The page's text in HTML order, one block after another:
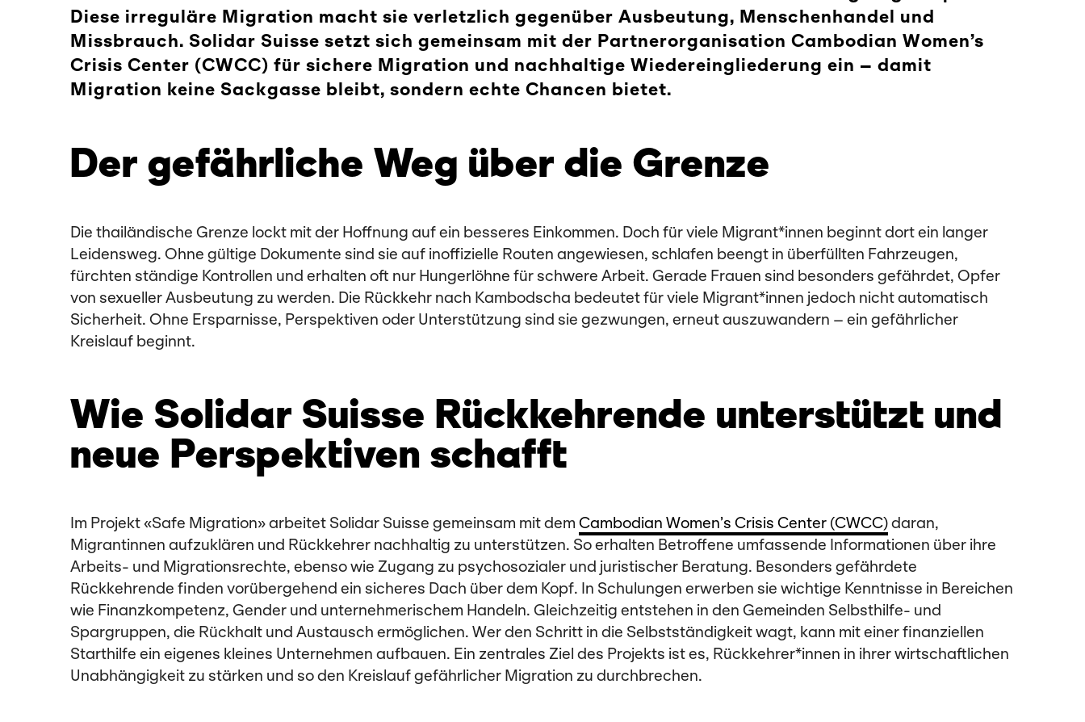
Diese irreguläre Migration macht sie verletzlich gegenüber Ausbeutung, Menschenhandel und
Missbrauch. Solidar Suisse setzt sich gemeinsam mit der Partnerorganisation Cambodian Women’s
Crisis Center (CWCC) für sichere Migration und nachhaltige Wiedereingliederung ein – damit
Migration keine Sackgasse bleibt, sondern echte Chancen bietet.
Der gefährliche Weg über die Grenze
Die thailändische Grenze lockt mit der Hoffnung auf ein besseres Einkommen. Doch für viele Migrant*innen beginnt dort ein langer
Leidensweg. Ohne gültige Dokumente sind sie auf inoffizielle Routen angewiesen, schlafen beengt in überfüllten Fahrzeugen,
fürchten ständige Kontrollen und erhalten oft nur Hungerlöhne für schwere Arbeit. Gerade Frauen sind besonders gefährdet, Opfer
von sexueller Ausbeutung zu werden. Die Rückkehr nach Kambodscha bedeutet für viele Migrant*innen jedoch nicht automatisch
Sicherheit. Ohne Ersparnisse, Perspektiven oder Unterstützung sind sie gezwungen, erneut auszuwandern – ein gefährlicher
Kreislauf beginnt.
Wie Solidar Suisse Rückkehrende unterstützt und
neue Perspektiven schafft
Im Projekt «Safe Migration» arbeitet Solidar Suisse gemeinsam mit dem Cambodian Women’s Crisis Center (CWCC)daran,
Migrantinnen aufzuklären und Rückkehrer nachhaltig zu unterstützen. So erhalten Betroffene umfassende Informationen über ihre
Arbeits- und Migrationsrechte, ebenso wie Zugang zu psychosozialer und juristischer Beratung. Besonders gefährdete
Rückkehrende finden vorübergehend ein sicheres Dach über dem Kopf. In Schulungen erwerben sie wichtige Kenntnisse in Bereichen
wie Finanzkompetenz, Gender und unternehmerischem Handeln. Gleichzeitig entstehen in den Gemeinden Selbsthilfe- und
Spargruppen, die Rückhalt und Austausch ermöglichen. Wer den Schritt in die Selbstständigkeit wagt, kann mit einer finanziellen
Starthilfe ein eigenes kleines Unternehmen aufbauen. Ein zentrales Ziel des Projekts ist es, Rückkehrer*innen in ihrer wirtschaftlichen
Unabhängigkeit zu stärken und so den Kreislauf gefährlicher Migration zu durchbrechen.